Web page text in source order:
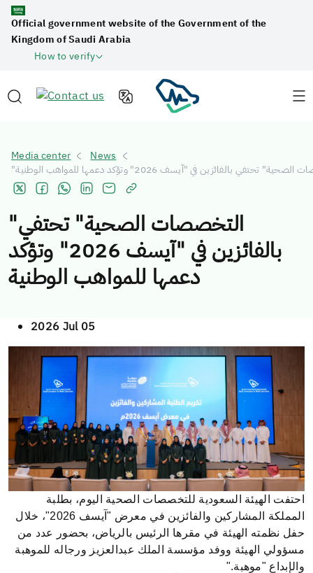
Official government website of the Government of the
Kingdom of Saudi Arabia
How to verify
Media center
News
تحتفي بالفائزين في "آيسف 2026" وتؤكد دعمها للمواهب الوطنية
"التخصصات الصحية" تحتفي
بالفائزين في "آيسف 2026" وتؤكد
دعمها للمواهب الوطنية
2026 Jul 05
احتفت الهيئة السعودية للتخصصات الصحية اليوم، بطلبة
المملكة المشاركين والفائزين في معرض "آيسف 2026"، خلال
حفل نظمته الهيئة في مقرها الرئيس بالرياض، بحضور عدد من
مسؤولي الهيئة ووفد مؤسسة الملك عبدالعزيز ورجاله للموهبة
والإبداع "موهبة".